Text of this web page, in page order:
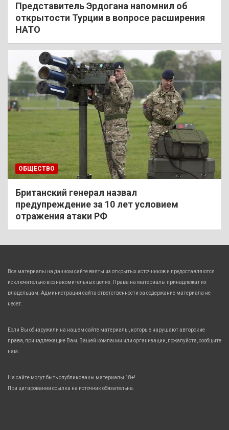
Представитель Эрдогана напомнил об
открытости Турции в вопросе расширения
НАТО
ОБЩЕСТВО
Британский генерал назвал
предупреждение за 10 лет условием
отражения атаки РФ
Все материалы на данном сайте взяты из открытых источников и предоставляются
исключительно в ознакомительных целях. Права на материалы принадлежат их
владельцам. Администрация сайта ответственности за содержание материала не
несет.
Если Вы обнаружили на нашем сайте материалы, которые нарушают авторские
права, принадлежащие Вам, Вашей компании или организации, пожалуйста, сообщите
нам.
На сайте могут быть опубликованы материалы 18+!
При цитировании ссылка на источник обязательна.